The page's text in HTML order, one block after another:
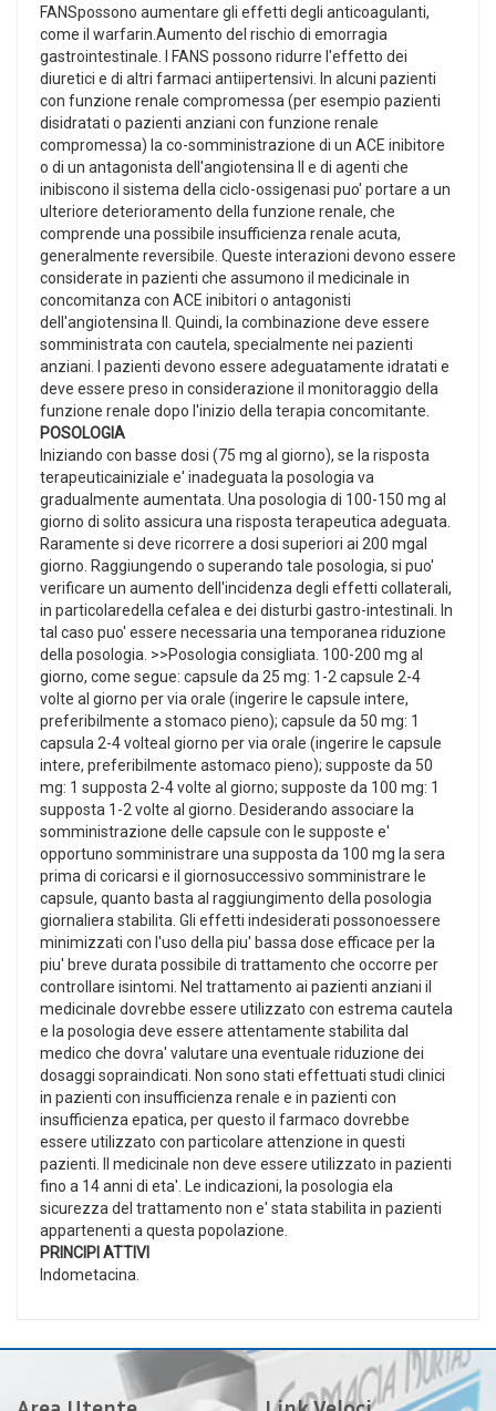
FANSpossono aumentare gli effetti degli anticoagulanti,
come il warfarin.Aumento del rischio di emorragia
gastrointestinale. I FANS possono ridurre l'effetto dei
diuretici e di altri farmaci antiipertensivi. In alcuni pazienti
con funzione renale compromessa (per esempio pazienti
disidratati o pazienti anziani con funzione renale
compromessa) la co-somministrazione di un ACE inibitore
o di un antagonista dell'angiotensina II e di agenti che
inibiscono il sistema della ciclo-ossigenasi puo' portare a un
ulteriore deterioramento della funzione renale, che
comprende una possibile insufficienza renale acuta,
generalmente reversibile. Queste interazioni devono essere
considerate in pazienti che assumono il medicinale in
concomitanza con ACE inibitori o antagonisti
dell'angiotensina II. Quindi, la combinazione deve essere
somministrata con cautela, specialmente nei pazienti
anziani. I pazienti devono essere adeguatamente idratati e
deve essere preso in considerazione il monitoraggio della
funzione renale dopo l'inizio della terapia concomitante.
POSOLOGIA
Iniziando con basse dosi (75 mg al giorno), se la risposta
terapeuticainiziale e' inadeguata la posologia va
gradualmente aumentata. Una posologia di 100-150 mg al
giorno di solito assicura una risposta terapeutica adeguata.
Raramente si deve ricorrere a dosi superiori ai 200 mgal
giorno. Raggiungendo o superando tale posologia, si puo'
verificare un aumento dell'incidenza degli effetti collaterali,
in particolaredella cefalea e dei disturbi gastro-intestinali. In
tal caso puo' essere necessaria una temporanea riduzione
della posologia. >>Posologia consigliata. 100-200 mg al
giorno, come segue: capsule da 25 mg: 1-2 capsule 2-4
volte al giorno per via orale (ingerire le capsule intere,
preferibilmente a stomaco pieno); capsule da 50 mg: 1
capsula 2-4 volteal giorno per via orale (ingerire le capsule
intere, preferibilmente astomaco pieno); supposte da 50
mg: 1 supposta 2-4 volte al giorno; supposte da 100 mg: 1
supposta 1-2 volte al giorno. Desiderando associare la
somministrazione delle capsule con le supposte e'
opportuno somministrare una supposta da 100 mg la sera
prima di coricarsi e il giornosuccessivo somministrare le
capsule, quanto basta al raggiungimento della posologia
giornaliera stabilita. Gli effetti indesiderati possonoessere
minimizzati con l'uso della piu' bassa dose efficace per la
piu' breve durata possibile di trattamento che occorre per
controllare isintomi. Nel trattamento ai pazienti anziani il
medicinale dovrebbe essere utilizzato con estrema cautela
e la posologia deve essere attentamente stabilita dal
medico che dovra' valutare una eventuale riduzione dei
dosaggi sopraindicati. Non sono stati effettuati studi clinici
in pazienti con insufficienza renale e in pazienti con
insufficienza epatica, per questo il farmaco dovrebbe
essere utilizzato con particolare attenzione in questi
pazienti. Il medicinale non deve essere utilizzato in pazienti
fino a 14 anni di eta'. Le indicazioni, la posologia ela
sicurezza del trattamento non e' stata stabilita in pazienti
appartenenti a questa popolazione.
PRINCIPI ATTIVI
Indometacina.